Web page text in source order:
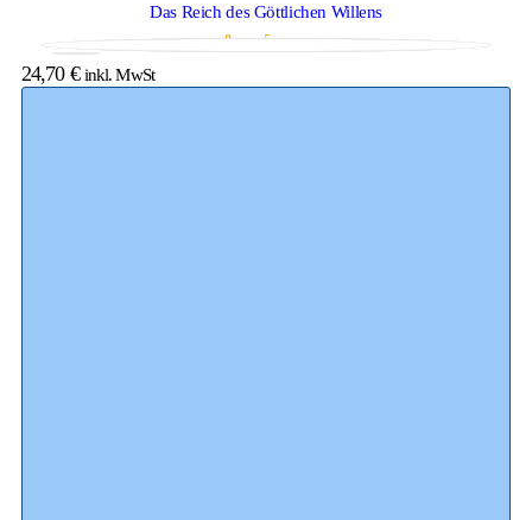
Das Reich des Göttlichen Willens
0von 5
24,70 € inkl. MwSt